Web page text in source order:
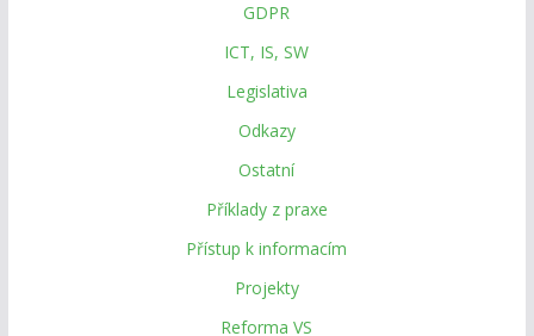
GDPR
ICT, IS, SW
Legislativa
Odkazy
Ostatní
Příklady z praxe
Přístup k informacím
Projekty
Reforma VS